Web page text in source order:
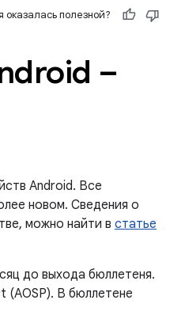
полезной?
–
Android. Все
новом. Сведения о
можно найти в статье
до выхода бюллетеня.
(AOSP). В бюллетене